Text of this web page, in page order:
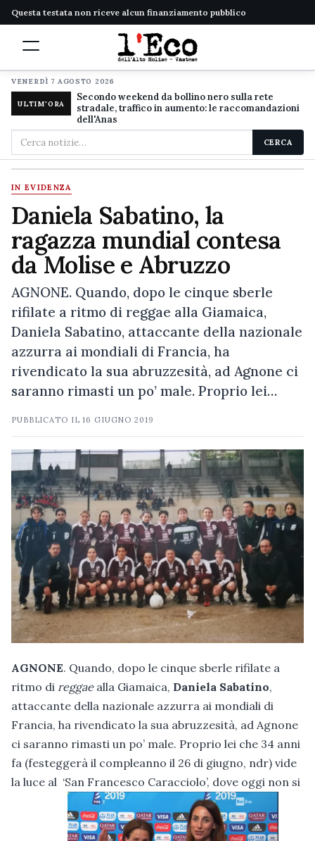
Questa testata non riceve alcun finanziamento pubblico
VENERDÌ 7 AGOSTO 2026
ULTIM'ORA
Secondo weekend da bollino nero sulla rete
stradale, traffico in aumento: le raccomandazioni
dell'Anas
Cerca
nel
sito
CERCA
IN EVIDENZA
Daniela Sabatino, la
ragazza mundial contesa
da Molise e Abruzzo
AGNONE. Quando, dopo le cinque sberle
rifilate a ritmo di reggae alla Giamaica,
Daniela Sabatino, attaccante della nazionale
azzurra ai mondiali di Francia, ha
rivendicato la sua abruzzesità, ad Agnone ci
saranno rimasti un po’ male. Proprio lei…
PUBBLICATO IL16 GIUGNO 2019
AGNONE. Quando, dopo le cinque sberle rifilate a
ritmo di reggaealla Giamaica, Daniela Sabatino,
attaccante della nazionale azzurra ai mondiali di
Francia, ha rivendicato la sua abruzzesità, ad Agnone
ci saranno rimasti un po’ male. Proprio lei che 34 anni
fa (festeggerà il compleanno il 26 di giugno, ndr) vide
la luce al ‘San Francesco Caracciolo’, dove oggi non si